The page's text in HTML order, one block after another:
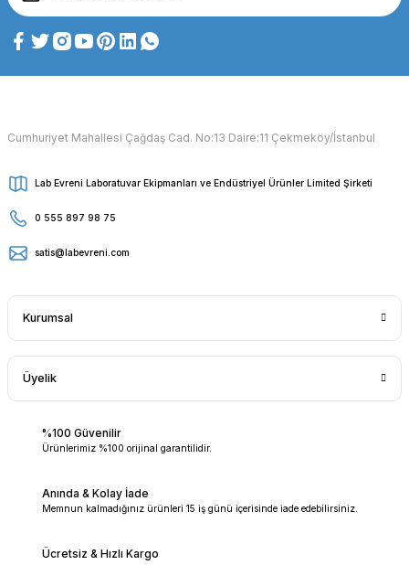
Cumhuriyet Mahallesi Çağdaş Cad. No:13 Daire:11 Çekmeköy/İstanbul
Lab Evreni Laboratuvar Ekipmanları ve Endüstriyel Ürünler Limited Şirketi
0 555 897 98 75
satis@labevreni.com
Kurumsal
Üyelik
%100 Güvenilir
Ürünlerimiz %100 orijinal garantilidir.
Anında & Kolay İade
Memnun kalmadığınız ürünleri 15 iş günü içerisinde iade edebilirsiniz.
Ücretsiz & Hızlı Kargo